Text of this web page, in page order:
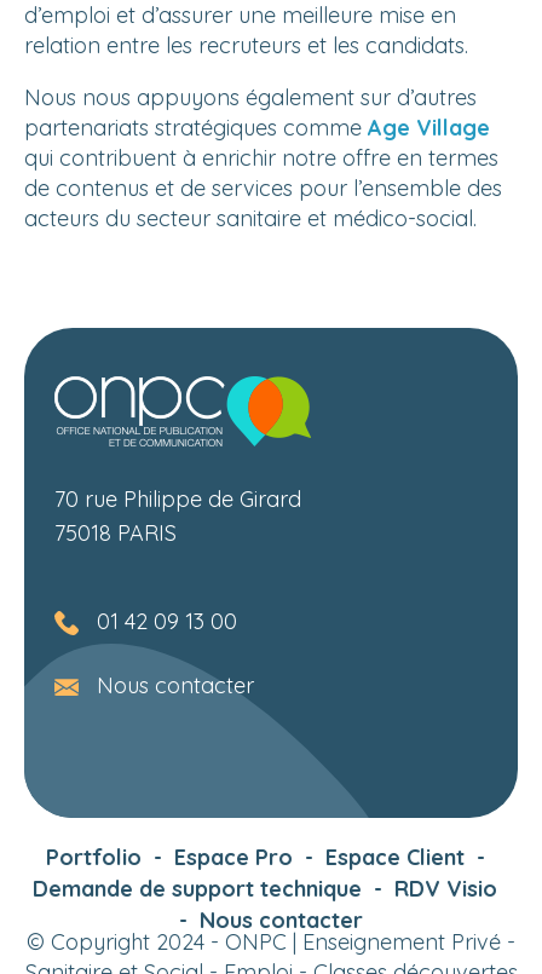
d’emploi et d’assurer une meilleure mise en
relation entre les recruteurs et les candidats.
Nous nous appuyons également sur d’autres
partenariats stratégiques comme Age Village
qui contribuent à enrichir notre offre en termes
de contenus et de services pour l’ensemble des
acteurs du secteur sanitaire et médico-social.
70 rue Philippe de Girard
75018 PARIS
01 42 09 13 00
Nous contacter
Portfolio - Espace Pro - Espace Client -
Demande de support technique - RDV Visio
- Nous contacter
© Copyright 2024 - ONPC | Enseignement Privé -